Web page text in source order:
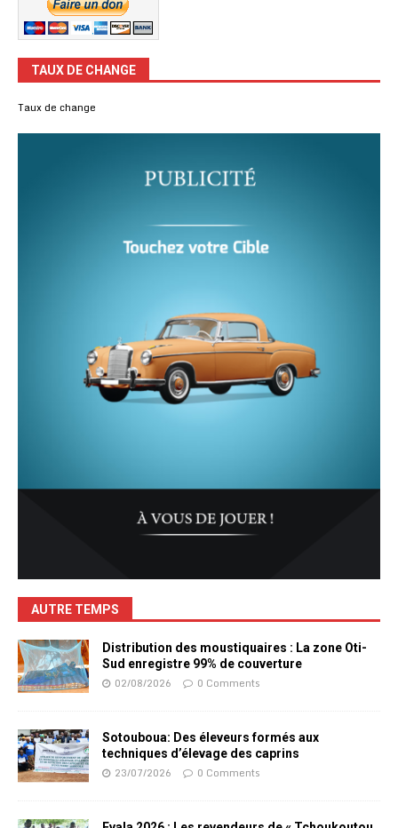
TAUX DE CHANGE
Taux de change
AUTRE TEMPS
Distribution des moustiquaires : La zone Oti-
Sud enregistre 99% de couverture
02/08/2026 0 Comments
Sotouboua: Des éleveurs formés aux
techniques d’élevage des caprins
23/07/2026 0 Comments